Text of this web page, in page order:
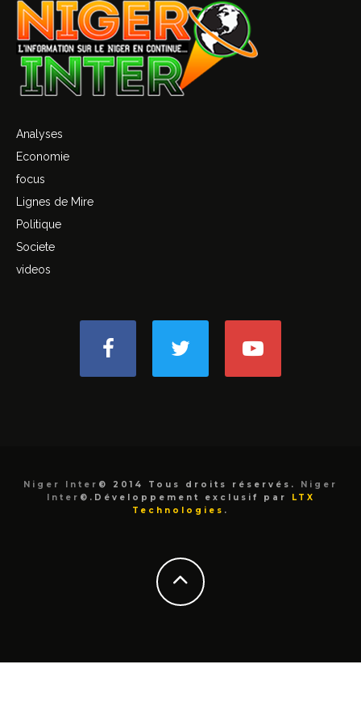
Analyses
Economie
focus
Lignes de Mire
Politique
Societe
videos
Niger Inter © 2014 Tous droits réservés. Niger
Inter ©.Développement exclusif par
LTX
Technologies .